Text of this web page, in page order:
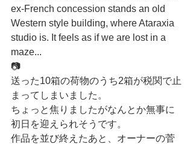
ex-French concession stands an old
Western style building, where Ataraxia
studio is. It feels as if we are lost in a
maze...
📷
送った10箱の荷物のうち2箱が税関で止
まってしまいました。
ちょっと焦りましたがなんとか無事に
初日を迎えられそうです。
作品を並び終えたあと、オーナーの菅